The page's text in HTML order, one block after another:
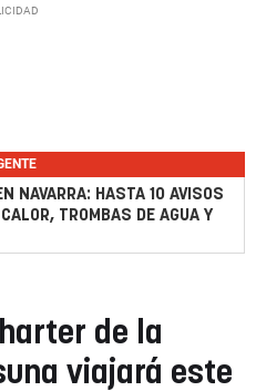
NAVARRA: HASTA 10 AVISOS
TROMBAS DE AGUA Y
de la
viajará este